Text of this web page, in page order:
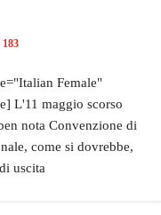
183
Female"
L'11 maggio scorso
nota Convenzione di
come si dovrebbe,
uscita